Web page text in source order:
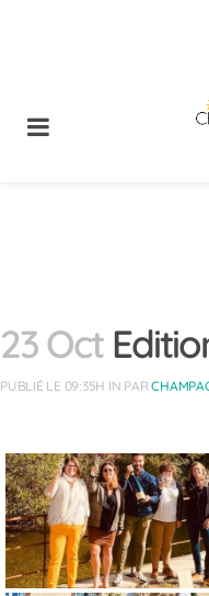
23 Oct
PUBLIÉ LE 09:35H IN PAR